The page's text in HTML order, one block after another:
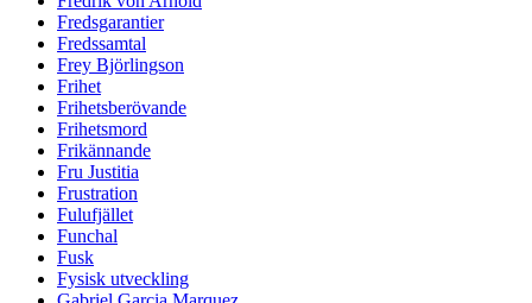
Fredsgarantier
Fredssamtal
Frey Björlingson
Frihet
Frihetsberövande
Frihetsmord
Frikännande
Fru Justitia
Frustration
Fulufjället
Funchal
Fusk
Fysisk utveckling